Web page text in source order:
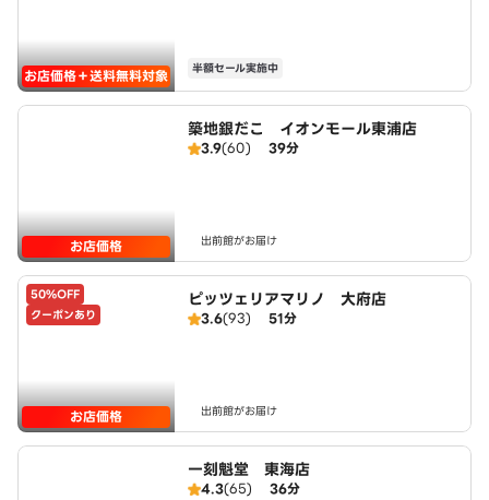
お店価格＋送料無料対象 半額セール実施中
お店価格
築地銀だこ イオンモール東浦店
3.9(60) 39分
出前館がお届け
50%OFF
クーポンあり
お店価格
ピッツェリアマリノ 大府店
3.6(93) 51分
出前館がお届け
一刻魁堂 東海店
4.3(65) 36分